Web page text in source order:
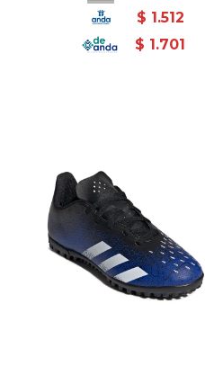
$ 1.512
$ 1.701